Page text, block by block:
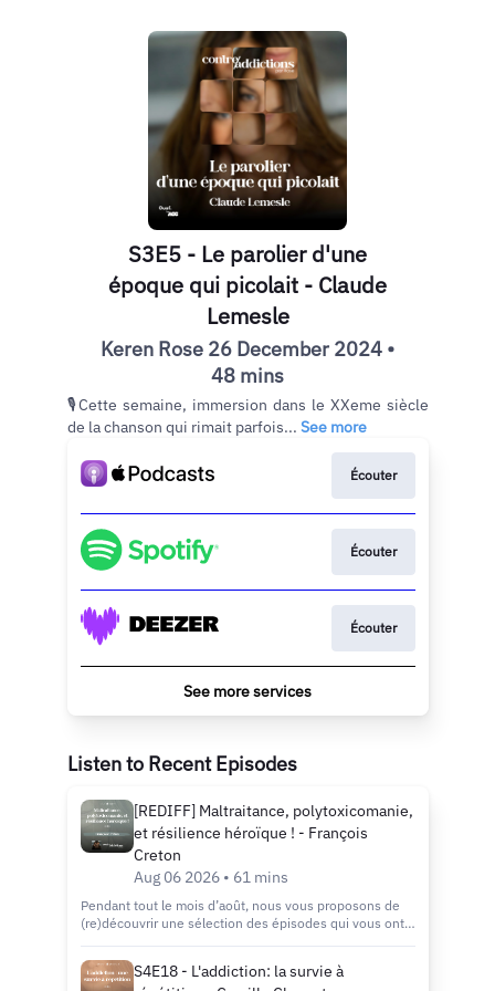
S3E5 - Le parolier d'une
époque qui picolait - Claude
Lemesle
Keren Rose 26 December 2024 •
48 mins
🎙Cette semaine, immersion dans le XXeme siècle
de la chanson qui rimait parfois... See more
Écouter
Écouter
Écouter
See more services
Listen to Recent Episodes
[REDIFF] Maltraitance, polytoxicomanie,
et résilience héroïque ! - François
Creton
Aug 06 2026 • 61 mins
Pendant tout le mois d’août, nous vous proposons de
(re)découvrir une sélection des épisodes qui vous ont
témoignages forts, des échanges éclairants et des clés
de réflexion toujours aussi actuelles. Que vous soyez
S4E18 - L'addiction: la survie à